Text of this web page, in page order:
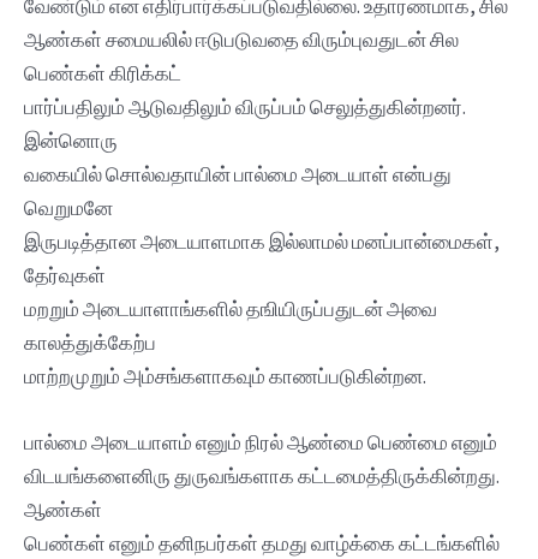
வேண்டும் என எதிர்பார்க்கப்படுவதில்லை. உதாரணமாக, சில
ஆண்கள் சமையலில் ஈடுபடுவதை விரும்புவதுடன் சில
பெண்கள் கிரிக்கட்
பார்ப்பதிலும் ஆடுவதிலும் விருப்பம் செலுத்துகின்றனர்.
இன்னொரு
வகையில் சொல்வதாயின் பால்மை அடையாள் என்பது
வெறுமனே
இருபடித்தான அடையாளமாக இல்லாமல் மனப்பான்மைகள்,
தேர்வுகள்
மறறும் அடையாளாங்களில் தஙியிருப்பதுடன் அவை
காலத்துக்கேற்ப
மாற்றமுறும் அம்சங்களாகவும் காணப்படுகின்றன.
பால்மை அடையாளம் எனும் நிரல் ஆண்மை பெண்மை எனும்
விடயங்களைனிரு துருவங்களாக கட்டமைத்திருக்கின்றது.
ஆண்கள்
பெண்கள் எனும் தனிநபர்கள் தமது வாழ்க்கை கட்டங்களில்